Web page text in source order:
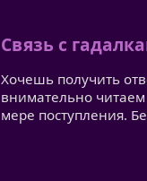
Связь с
Хочешь получить
внимательно
мере поступления.